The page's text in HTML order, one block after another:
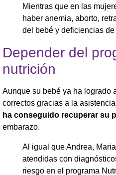
Mientras que en las
haber anemia, aborto,
del bebé y deficiencias de
​Depender del
nutrición
​Aunque su bebé ya ha logrado
correctos gracias a la
ha conseguido recuperar su
embarazo.
​Al igual que Andrea,
atendidas con
riesgo en el programa